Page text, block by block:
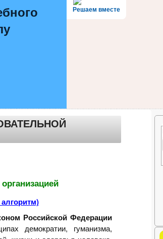
Решаем вместе
Российской Федерации
демократии, гуманизма,